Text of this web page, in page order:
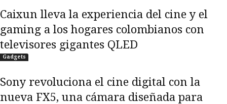
Caixun lleva la experiencia del cine y el
gaming a los hogares colombianos con
televisores gigantes QLED
Gadgets
Sony revoluciona el cine digital con la
nueva FX5, una cámara diseñada para